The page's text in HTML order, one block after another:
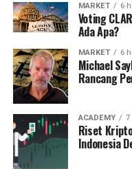
MARKET 6
Voting
Ada Apa?
MARKET 6
Michael
Rancang
ACADEMY 7
Riset
Indonesia